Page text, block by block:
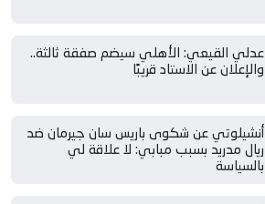
عدلي القيعي: الأهلي سيضم صفقة ثالثة..
والإعلان عن الاستاد قريبًا
أنشيلوتي عن شكوى باريس سان جيرمان ضد
ريال مدريد بسبب مبابي: لا علاقة لي
بالسياسة